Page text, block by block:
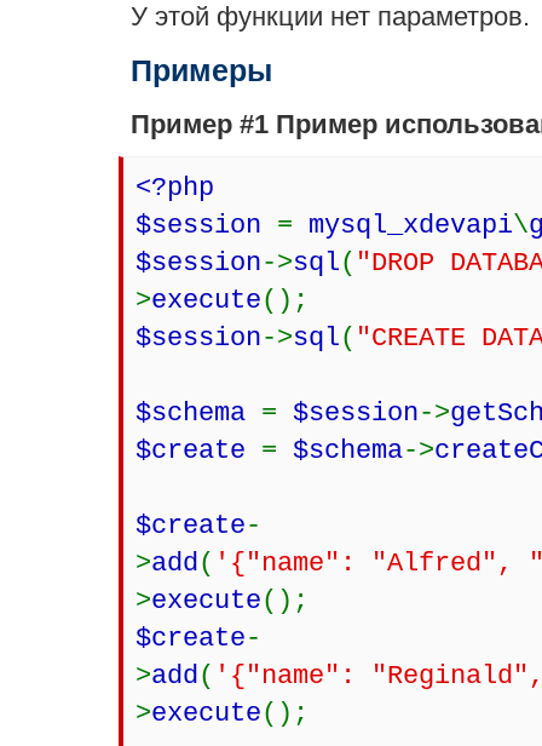
У этой функции нет параметров.
Примеры
Пример #1 Пример
<?php
$session = mysql_xdevapi\
$session->sql( "DROP
>execute();
$session->sql( "CREATE
$schema = $session->
$create = $schema->
$create-
>add( '{"name": "Alfred",
>execute();
$create-
>add( '{"name":
>execute();